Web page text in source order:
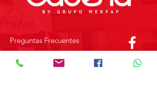
Preguntas Frecuentes
Sobre Nosotros